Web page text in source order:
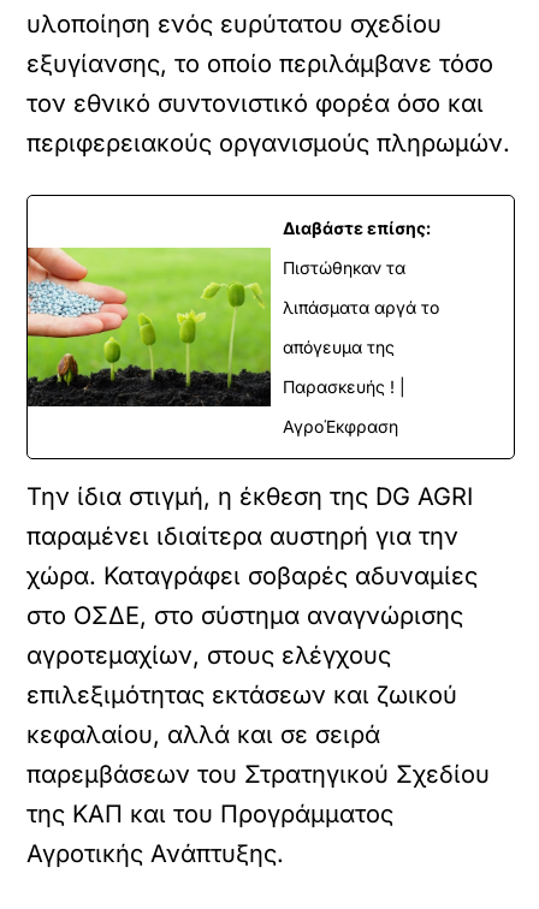
υλοποίηση ενός ευρύτατου σχεδίου
εξυγίανσης, το οποίο περιλάμβανε τόσο
τον εθνικό συντονιστικό φορέα όσο και
περιφερειακούς οργανισμούς πληρωμών.
Διαβάστε επίσης:
Πιστώθηκαν τα
λιπάσματα αργά το
απόγευμα της
Παρασκευής ! |
ΑγροΈκφραση
Την ίδια στιγμή, η έκθεση της DG AGRI
παραμένει ιδιαίτερα αυστηρή για την
χώρα. Καταγράφει σοβαρές αδυναμίες
στο ΟΣΔΕ, στο σύστημα αναγνώρισης
αγροτεμαχίων, στους ελέγχους
επιλεξιμότητας εκτάσεων και ζωικού
κεφαλαίου, αλλά και σε σειρά
παρεμβάσεων του Στρατηγικού Σχεδίου
της ΚΑΠ και του Προγράμματος
Αγροτικής Ανάπτυξης.